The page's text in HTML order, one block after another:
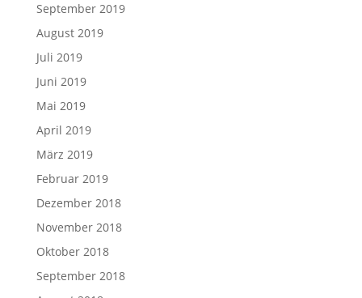
September 2019
August 2019
Juli 2019
Juni 2019
Mai 2019
April 2019
März 2019
Februar 2019
Dezember 2018
November 2018
Oktober 2018
September 2018